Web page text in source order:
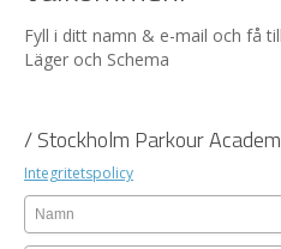
Boka
1. Fyll i
2. Betala online
3. All kursinfo
mailadress
Fyll i ditt namn & e-mail och få
Läger och Schema
/ Stockholm Parkour
Integritetspolicy